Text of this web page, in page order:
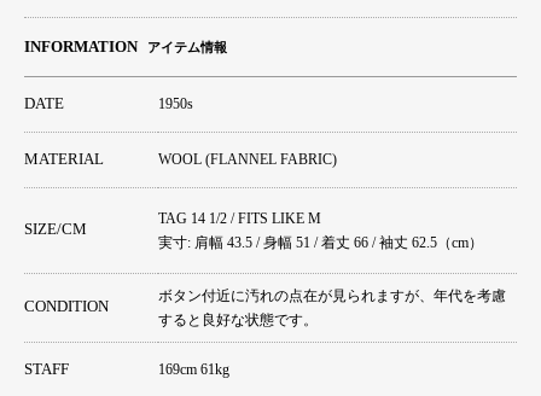
INFORMATION アイテム情報
DATE 1950s
MATERIAL WOOL (FLANNEL FABRIC)
SIZE/CM
TAG 14 1/2 / FITS LIKE M
実寸: 肩幅 43.5 / 身幅 51 / 着丈 66 / 袖丈 62.5（cm）
CONDITION
ボタン付近に汚れの点在が見られますが、年代を考慮
すると良好な状態です。
STAFF 169cm 61kg